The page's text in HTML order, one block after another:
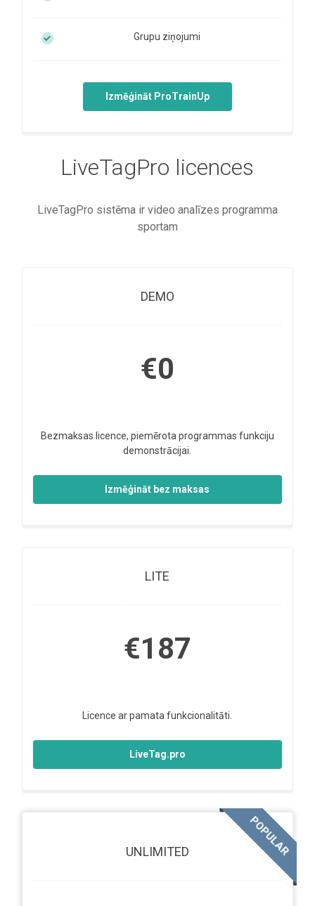
Grupu ziņojumi
Izmēģināt ProTrainUp
LiveTagPro licences
LiveTagPro sistēma ir video analīzes programma
sportam
DEMO
€0
Bezmaksas licence, piemērota programmas funkciju
demonstrācijai.
Izmēģināt bez maksas
LITE
€187
Licence ar pamata funkcionalitāti.
LiveTag.pro
UNLIMITED POPULAR